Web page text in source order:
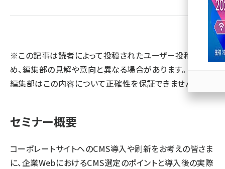
※この記事は読者によって投稿されたユーザー投稿のた
め、編集部の見解や意向と異なる場合があります。 また、
編集部はこの内容について正確性を保証できません。
セミナー概要
コーポレートサイトへのCMS導入や刷新をお考えの皆さま
に、企業WebにおけるCMS選定のポイントと導入後の実際